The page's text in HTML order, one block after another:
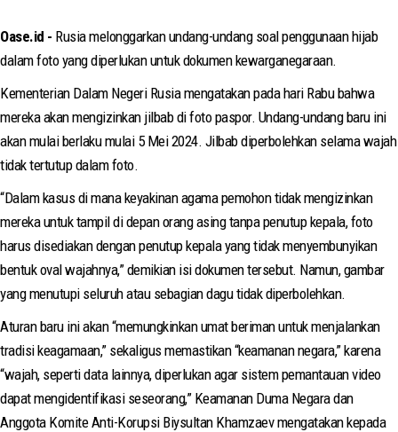
Oase.id - Rusia melonggarkan undang-undang soal penggunaan hijab
dalam foto yang diperlukan untuk dokumen kewarganegaraan.
Kementerian Dalam Negeri Rusia mengatakan pada hari Rabu bahwa
mereka akan mengizinkan jilbab di foto paspor. Undang-undang baru ini
akan mulai berlaku mulai 5 Mei 2024. Jilbab diperbolehkan selama wajah
tidak tertutup dalam foto.
“Dalam kasus di mana keyakinan agama pemohon tidak mengizinkan
mereka untuk tampil di depan orang asing tanpa penutup kepala, foto
harus disediakan dengan penutup kepala yang tidak menyembunyikan
bentuk oval wajahnya,” demikian isi dokumen tersebut. Namun, gambar
yang menutupi seluruh atau sebagian dagu tidak diperbolehkan.
Aturan baru ini akan “memungkinkan umat beriman untuk menjalankan
tradisi keagamaan,” sekaligus memastikan “keamanan negara,” karena
“wajah, seperti data lainnya, diperlukan agar sistem pemantauan video
dapat mengidentifikasi seseorang,” Keamanan Duma Negara dan
Anggota Komite Anti-Korupsi Biysultan Khamzaev mengatakan kepada